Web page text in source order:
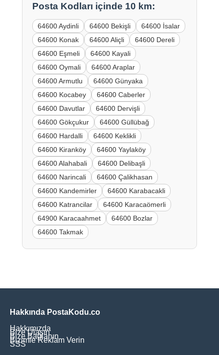
Posta Kodları içinde 10 km:
64600 Aydinli 64600 Bekişli
64600 İsalar
64600 Konak
64600 Aliçli
64600 Dereli
64600 Eşmeli
64600 Kayali
64600 Oymali
64600 Araplar
64600 Armutlu
64600 Günyaka
64600 Kocabey
64600 Caberler
64600 Davutlar
64600 Dervişli
64600 Gökçukur
64600 Güllübağ
64600 Hardalli
64600 Keklikli
64600 Kiranköy
64600 Yaylaköy
64600 Alahabali
64600 Delibaşli
64600 Narincali
64600 Çalikhasan
64600 Kandemirler
64600 Karabacakli
64600 Katrancilar
64600 Karacaömerli
64900 Karacaahmet
64600 Bozlar
64600 Takmak
Hakkında PostaKodu.co
Hakkımızda
Bize Ulaşın
Bize Bağlanın
Bizimle Reklam Verin
SSS